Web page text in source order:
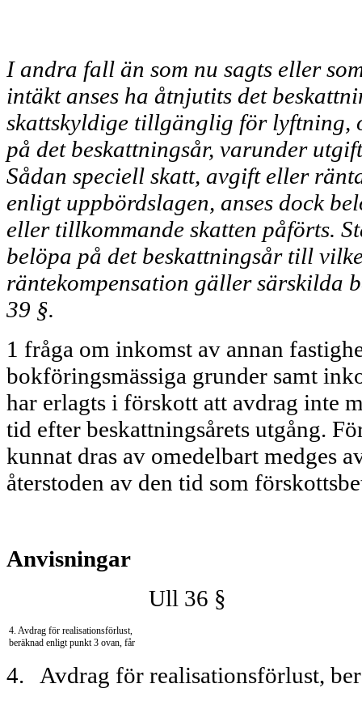
I andra fall än som nu sagts eller
intäkt anses ha åtnjutits det
skattskyldige tillgänglig för lyftning,
på det beskattningsår, varunder
Sådan speciell skatt, avgift eller
enligt uppbördsla­gen, anses dock
eller till­kommande skatten påförts.
belöpa på det beskattningsår till
räntekompensation gäller särskilda
39 §.
1 fråga om inkomst av annan
bokföringsmässiga grunder samt
har erlagts i förskott att avdrag inte
tid efter be­skattningsårets utgång.
kunnat dras av omedelbart medges
återstoden av den tid som
Anvisningar
Ull 36 §
4. Avdrag för realisationsförlust,
beräknad enligt punkt 3 ovan, får
4. Avdrag för realisationsförlust,